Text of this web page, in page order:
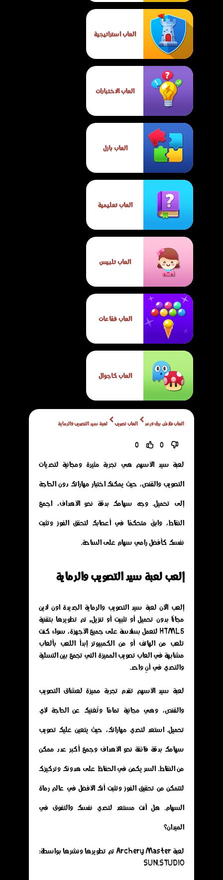
العاب استراتيجية
العاب الاختبارات
العاب بازل
العاب تعليمية
العاب تلبيس
العاب فقاعات
العاب كاجوال
العاب فلاش برق ورعد العاب تصويب لعبة سيد التصويب والرماية
0
0
لعبة سيد الأسهم هي تجربة مثيرة ومجانية لتحديات
التصويب والقنص، حيث يمكنك اختبار مهاراتك دون الحاجة
إلى تحميل. وجه سهامك بدقة نحو الأهداف، اجمع
النقاط، وابقَ متحكمًا في أعصابك لتحقق الفوز وتثبت
نفسك كأفضل رامي سهام على الساحة.
إلعب لعبة سيد التصويب والرماية
إلعب الآن لعبة سيد التصويب والرماية الجديدة اون لاين
مجانًا بدون تحميل أو تثبيت أو تنزيل, تم تطويرها بتقنية
HTML5 لتعمل بسلاسة على جميع الأجهزة، سواء كنت
تلعب من الهاتف أو من الكمبيوتر إبدأ اللعب بألعاب
مشابهة في العاب تصويب المميزة التي تجمع بين التسلية
والتحدي في آنٍ واحد.
لعبة سيد الأسهم تقدم تجربة مميزة لعشاق التصويب
والقنص، وهي مجانية تمامًا وتُغنيك عن الحاجة لأي
تحميل. استعد لتحدي مهاراتك، حيث يتعين عليك تصويب
سهامك بدقة فائقة نحو الأهداف وجمع أكبر عدد ممكن
من النقاط. السر يكمن في الحفاظ على هدوئك وتركيزك
لتتمكن من تحقيق الفوز وتثبت أنك الأفضل في عالم رماة
السهام. هل أنت مستعد لتحدي نفسك والتفوق في
الميدان؟
لعبة Archery Master تم تطويرها ونشرها بواسطة:
SUN.STUDIO